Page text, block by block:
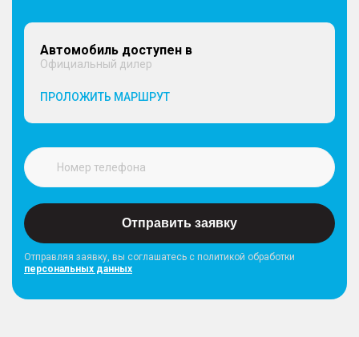
Автомобиль доступен в
Официальный дилер
ПРОЛОЖИТЬ МАРШРУТ
Отправить заявку
Отправляя заявку, вы соглашатесь с политикой обработки
персональных данных